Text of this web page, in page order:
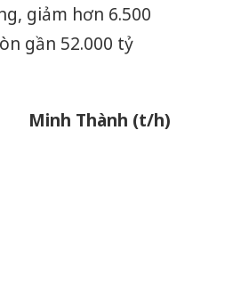
giảm hơn 6.500
gần 52.000 tỷ
Minh Thành (t/h)
giả mạo nhãn hiệu
Adidas, Nike
sản phẩm nhập lậu,
bảo vệ môi trường